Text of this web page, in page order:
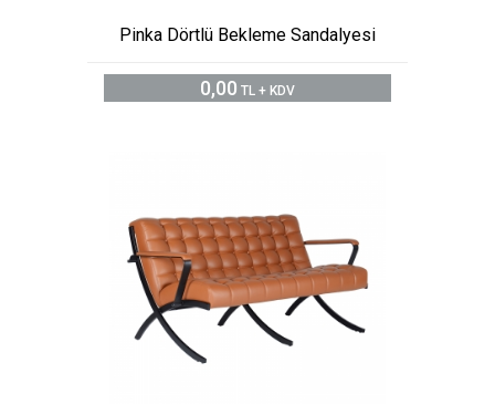
Pinka Dörtlü Bekleme Sandalyesi
0,00 TL + KDV